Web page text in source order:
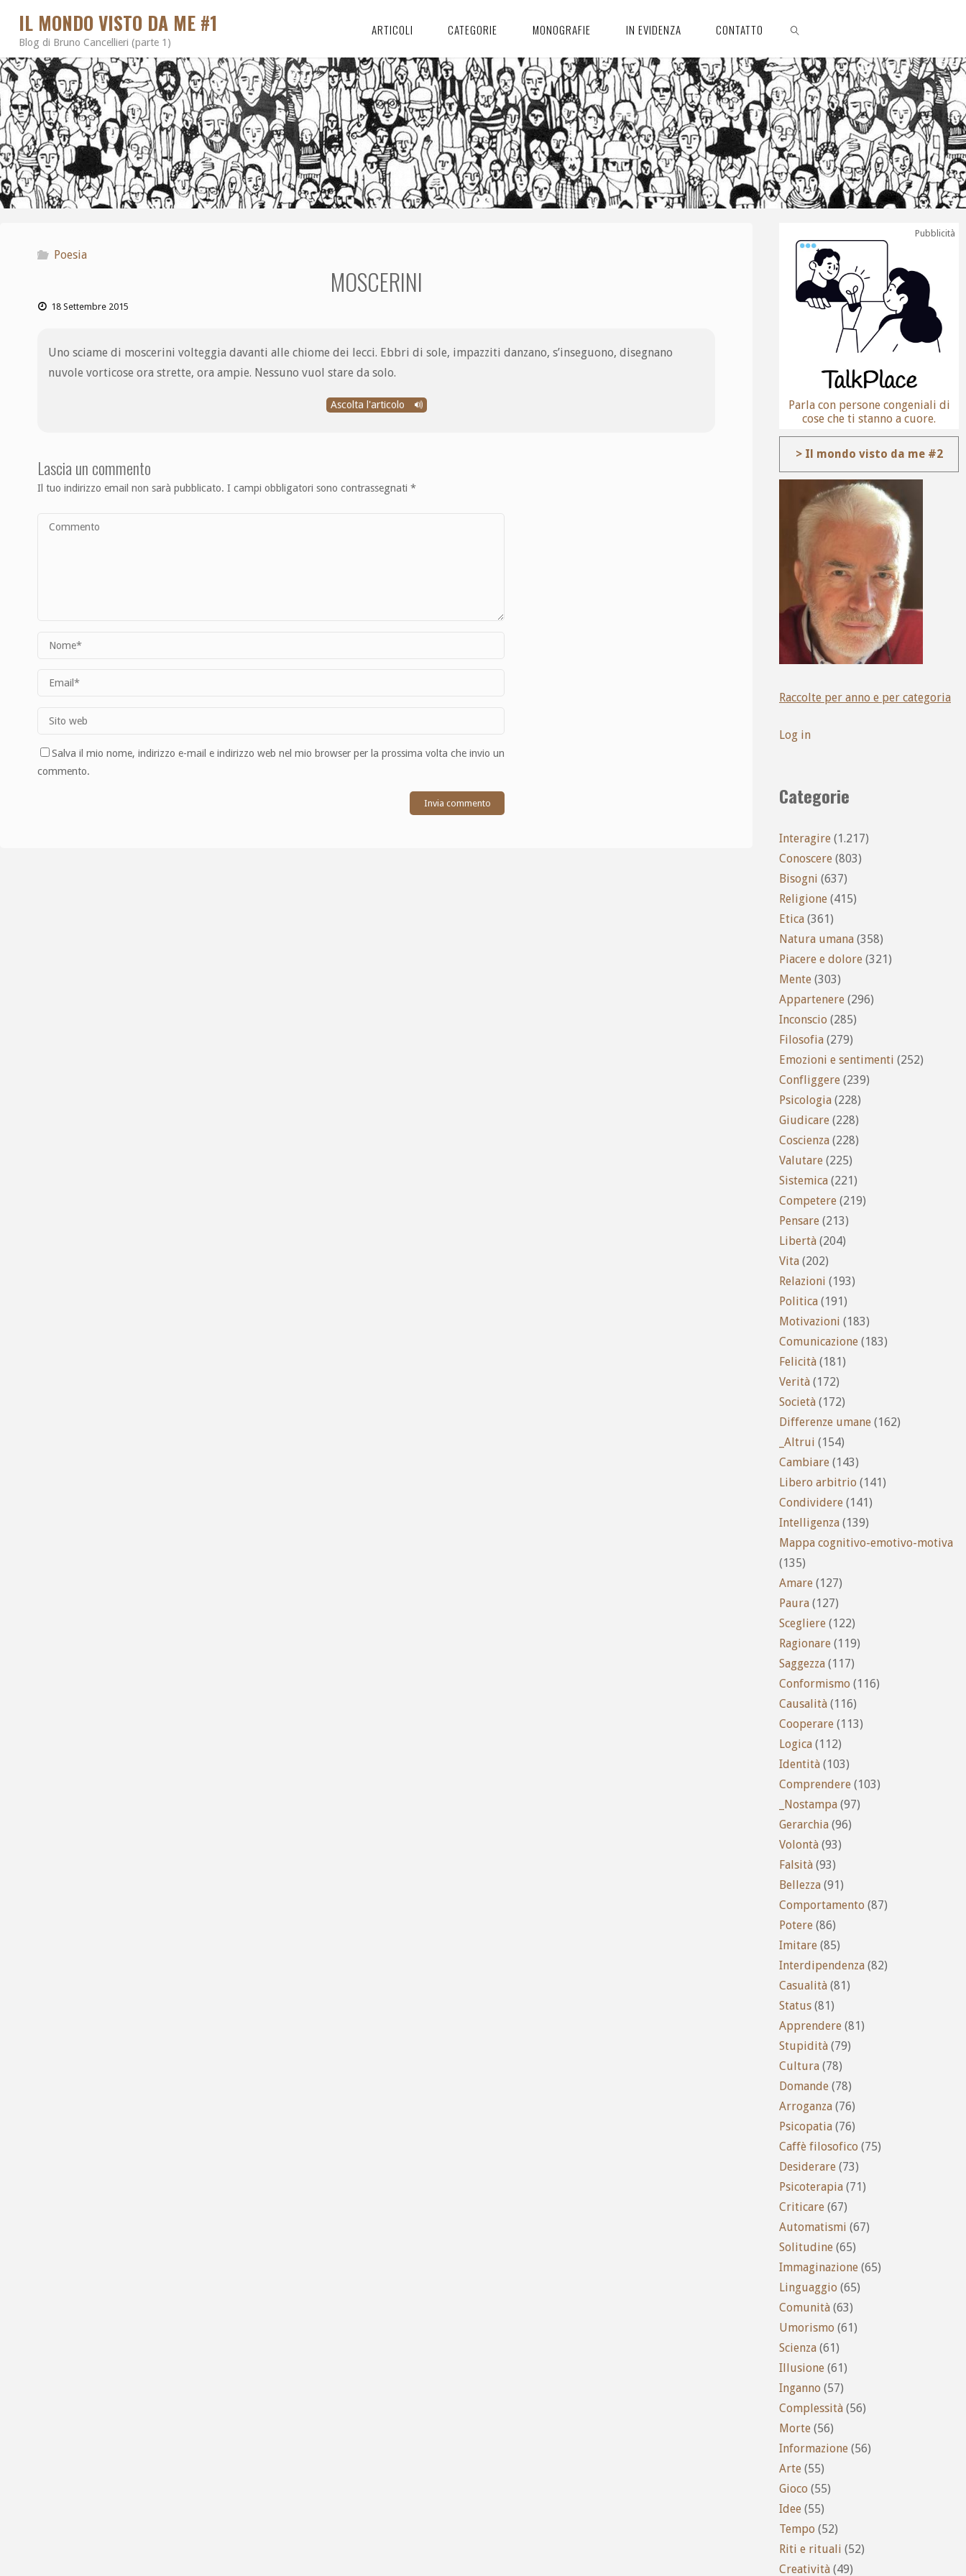
IL MONDO VISTO DA ME #1
Blog di Bruno Cancellieri (parte 1)
ARTICOLI CATEGORIE MONOGRAFIE IN EVIDENZA CONTATTO
CERCA
Poesia
MOSCERINI
18 Settembre 2015
Uno sciame di moscerini volteggia davanti alle chiome dei lecci. Ebbri di sole, impazziti danzano, s’inseguono, disegnano
nuvole vorticose ora strette, ora ampie. Nessuno vuol stare da solo.
Ascolta l'articolo
Lascia un commento
Il tuo indirizzo email non sarà pubblicato. I campi obbligatori sono contrassegnati*
Salva il mio nome, indirizzo e-mail e indirizzo web nel mio browser per la prossima volta che invio un
commento.
Pubblicità
Parla con persone congeniali di
cose che ti stanno a cuore.
> Il mondo visto da me #2
Raccolte per anno e per categoria
Log in
Categorie
Interagire (1.217)
Conoscere (803)
Bisogni (637)
Religione (415)
Etica (361)
Natura umana (358)
Piacere e dolore (321)
Mente (303)
Appartenere (296)
Inconscio (285)
Filosofia (279)
Emozioni e sentimenti (252)
Confliggere (239)
Psicologia (228)
Giudicare (228)
Coscienza (228)
Valutare (225)
Sistemica (221)
Competere (219)
Pensare (213)
Libertà (204)
Vita (202)
Relazioni (193)
Politica (191)
Motivazioni (183)
Comunicazione (183)
Felicità (181)
Verità (172)
Società (172)
Differenze umane (162)
_Altrui (154)
Cambiare (143)
Libero arbitrio (141)
Condividere (141)
Intelligenza (139)
Mappa cognitivo-emotivo-motiva
(135)
Amare (127)
Paura (127)
Scegliere (122)
Ragionare (119)
Saggezza (117)
Conformismo (116)
Causalità (116)
Cooperare (113)
Logica (112)
Identità (103)
Comprendere (103)
_Nostampa (97)
Gerarchia (96)
Volontà (93)
Falsità (93)
Bellezza (91)
Comportamento (87)
Potere (86)
Imitare (85)
Interdipendenza (82)
Casualità (81)
Status (81)
Apprendere (81)
Stupidità (79)
Cultura (78)
Domande (78)
Arroganza (76)
Psicopatia (76)
Caffè filosofico (75)
Desiderare (73)
Psicoterapia (71)
Criticare (67)
Automatismi (67)
Solitudine (65)
Immaginazione (65)
Linguaggio (65)
Comunità (63)
Umorismo (61)
Scienza (61)
Illusione (61)
Inganno (57)
Complessità (56)
Morte (56)
Informazione (56)
Arte (55)
Gioco (55)
Idee (55)
Tempo (52)
Riti e rituali (52)
Creatività (49)